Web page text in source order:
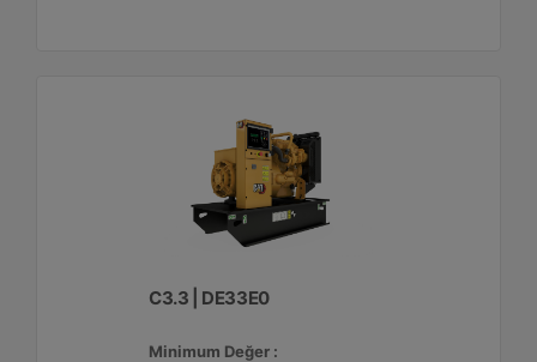
C3.3 | DE33E0
Minimum Değer :